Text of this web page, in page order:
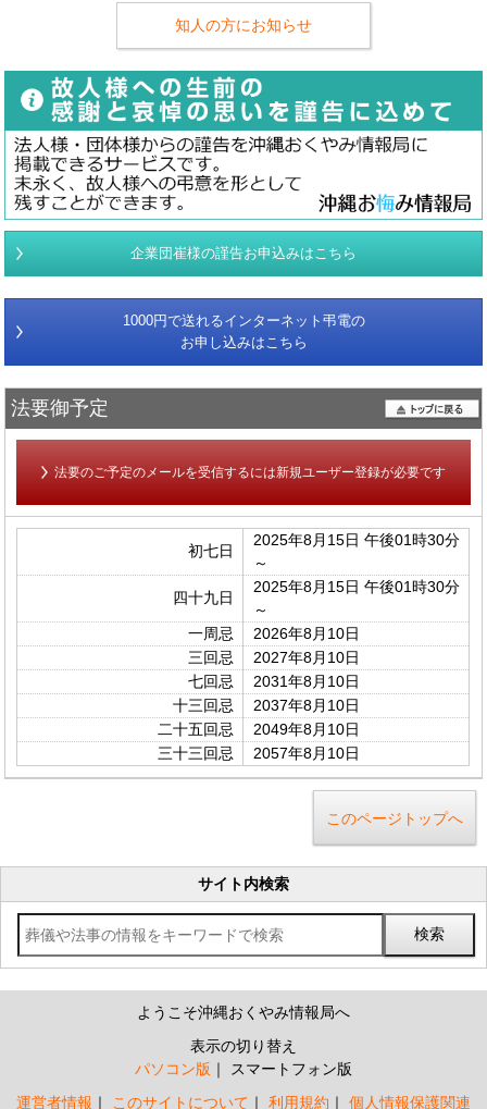
知人の方にお知らせ
企業団崔様の謹告お申込みはこちら
1000円で送れるインターネット弔電の
お申し込みはこちら
法要御予定
法要のご予定のメールを受信するには新規ユーザー登録が必要です
初七日
2025年8月15日 午後01時30分
～
四十九日
2025年8月15日 午後01時30分
～
一周忌
2026年8月10日
三回忌
2027年8月10日
七回忌
2031年8月10日
十三回忌
2037年8月10日
二十五回忌
2049年8月10日
三十三回忌
2057年8月10日
このページトップへ
サイト内検索
ようこそ沖縄おくやみ情報局へ
表示の切り替え
パソコン版
スマートフォン版
運営者情報
このサイトについて 利用規約 個人情報保護関連